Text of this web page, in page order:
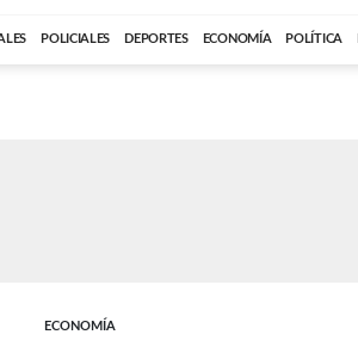
POLICIALES DEPORTES ECONOMÍA POLÍTICA
ECONOMÍA